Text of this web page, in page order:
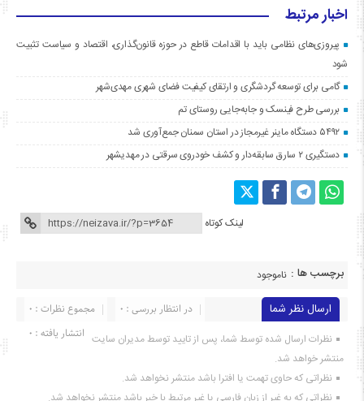
اخبار مرتبط
پیروزی‌های نظامی باید با اقدامات قاطع در حوزه قانون‌گذاری، اقتصاد و سیاست تثبیت
شود
گامی برای توسعه گردشگری و ارتقای کیفیت فضای شهری مهدی‌شهر
بررسی طرح فینسک و جابه‌جایی روستای تم
۵۴۹۲ دستگاه ماینر غیرمجاز در استان سمنان جمع‌آوری شد
دستگیری ۲ سارق سابقه‌دار و کشف خودروی سرقتی در مهدیشهر
لینک کوتاه
برچسب ها : ناموجود
ارسال نظر شما مجموع نظرات : 0
در انتظار بررسی : 0
انتشار یافته : ۰ نظرات ارسال شده توسط شما، پس از تایید توسط مدیران سایت
منتشر خواهد شد.
نظراتی که حاوی تهمت یا افترا باشد منتشر نخواهد شد.
نظراتی که به غیر از زبان فارسی یا غیر مرتبط با خبر باشد منتشر نخواهد شد.